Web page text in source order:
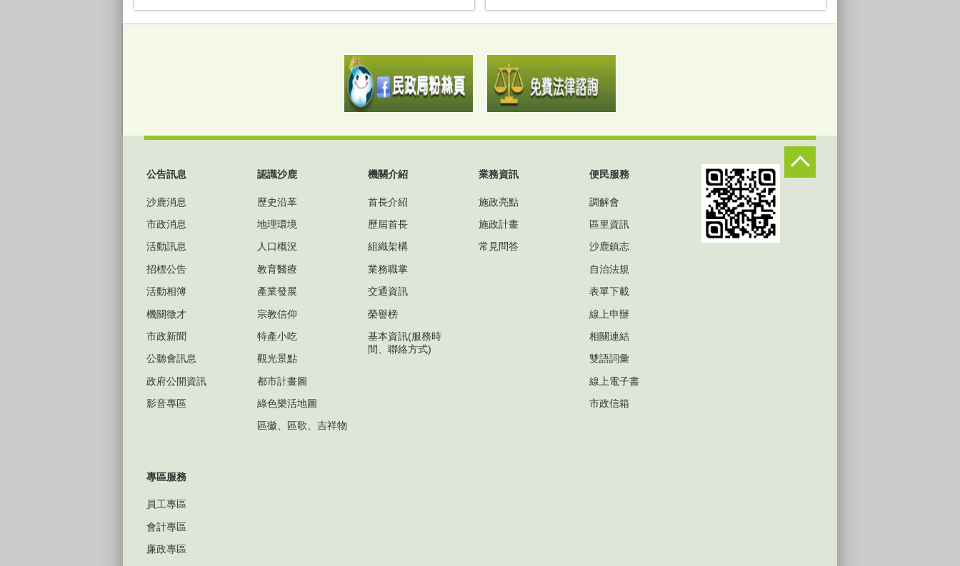
2026年1月23日金馬躍昇... 2026-05-05
公告訊息
沙鹿消息
市政消息
活動訊息
招標公告
活動相簿
機關徵才
市政新聞
公聽會訊息
政府公開資訊
影音專區
認識沙鹿
歷史沿革
地理環境
人口概況
教育醫療
產業發展
宗教信仰
特產小吃
觀光景點
都市計畫圖
綠色樂活地圖
區徽、區歌、吉祥物
機關介紹
首長介紹
歷屆首長
組織架構
業務職掌
交通資訊
榮譽榜
基本資訊(服務時
間、聯絡方式)
業務資訊
施政亮點
施政計畫
常見問答
便民服務
調解會
區里資訊
沙鹿鎮志
自治法規
表單下載
線上申辦
相關連結
雙語詞彙
線上電子書
市政信箱
專區服務
員工專區
會計專區
廉政專區